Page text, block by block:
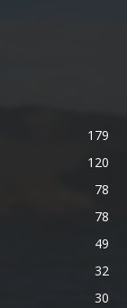
179
120
78
78
49
32
30